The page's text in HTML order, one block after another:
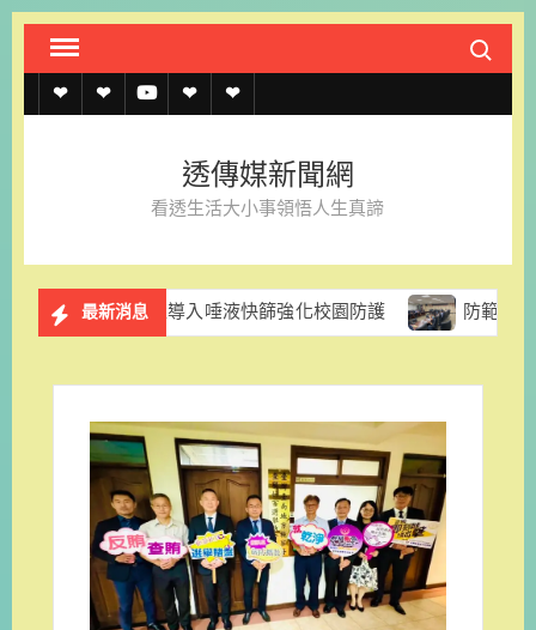
Skip
content
Search
透
約
透
上
記
單
透 聯
我
官
LINE
透傳媒新聞網
看透生活大小事領悟人生真諦
最新消息
促導入唾液快篩強化校園防護 防範颱風停電風險 台電